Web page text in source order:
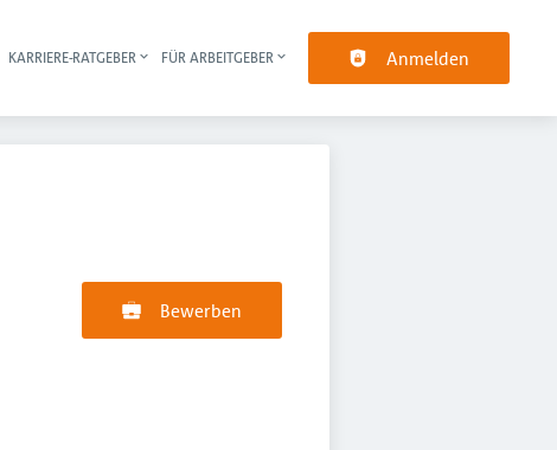
Navigation
KARRIERE-RATGEBER FÜR ARBEITGEBER Anmelden
Bewerben